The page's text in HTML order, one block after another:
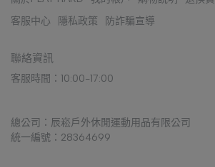
客服中心
隱私政策 防詐騙宣導
聯絡資訊
客服時間：10:00-17:00
總公司：辰崧戶外休閒運動用品有限公司
統一編號：28364699